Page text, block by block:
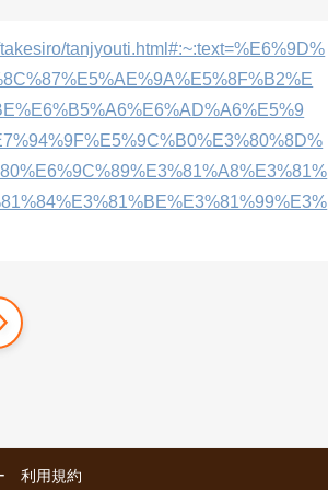
tanjyouti.html#:~:text=%E6%9D%
利用規約